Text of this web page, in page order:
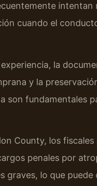
intentan
cuando el
la
y la
son fundamentales
County, los fiscales
penales por
graves, lo que puede